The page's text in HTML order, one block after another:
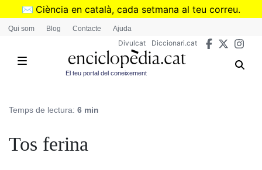
Vés
✉️ Ciència en català, cada setmana al teu correu.
➜Subscriu-te al butlletí de Divulcat
Qui som Blog Contacte Ajuda
Divulcat Diccionari.cat
El teu portal del coneixement
Temps de lectura: 6 min
Tos ferina